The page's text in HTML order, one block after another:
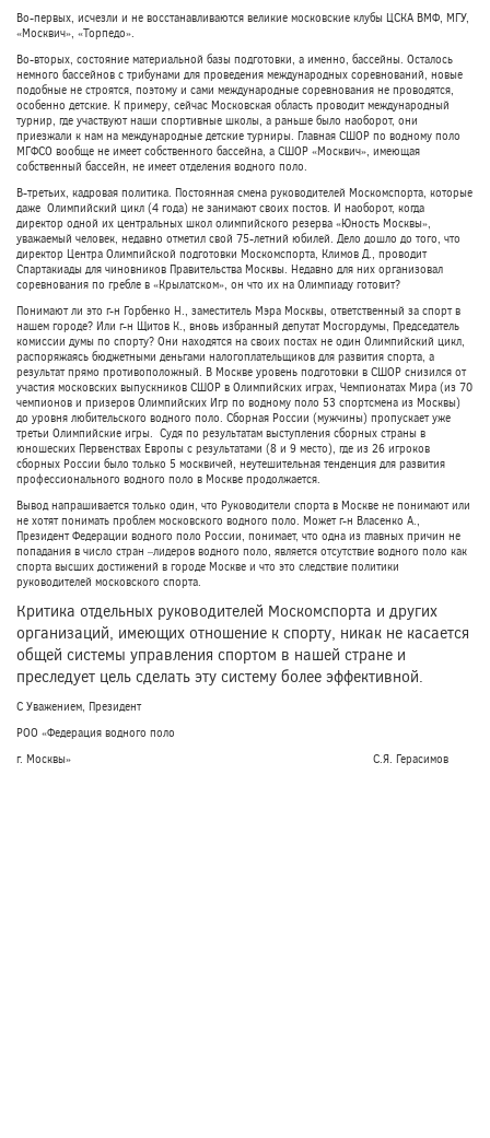
Во-первых, исчезли и не восстанавливаются великие московские клубы ЦСКА ВМФ, МГУ,
«Москвич», «Торпедо».
Во-вторых, состояние материальной базы подготовки, а именно, бассейны. Осталось
немного бассейнов с трибунами для проведения международных соревнований, новые
подобные не строятся, поэтому и сами международные соревнования не проводятся,
особенно детские. К примеру, сейчас Московская область проводит международный
турнир, где участвуют наши спортивные школы, а раньше было наоборот, они
приезжали к нам на международные детские турниры. Главная СШОР по водному поло
МГФСО вообще не имеет собственного бассейна, а СШОР «Москвич», имеющая
собственный бассейн, не имеет отделения водного поло.
В-третьих, кадровая политика. Постоянная смена руководителей Москомспорта, которые
даже Олимпийский цикл (4 года) не занимают своих постов. И наоборот, когда
директор одной их центральных школ олимпийского резерва «Юность Москвы»,
уважаемый человек, недавно отметил свой 75-летний юбилей. Дело дошло до того, что
директор Центра Олимпийской подготовки Москомспорта, Климов Д., проводит
Спартакиады для чиновников Правительства Москвы. Недавно для них организовал
соревнования по гребле в «Крылатском», он что их на Олимпиаду готовит?
Понимают ли это г-н Горбенко Н., заместитель Мэра Москвы, ответственный за спорт в
нашем городе? Или г-н Щитов К., вновь избранный депутат Мосгордумы, Председатель
комиссии думы по спорту? Они находятся на своих постах не один Олимпийский цикл,
распоряжаясь бюджетными деньгами налогоплательщиков для развития спорта, а
результат прямо противоположный. В Москве уровень подготовки в СШОР снизился от
участия московских выпускников СШОР в Олимпийских играх, Чемпионатах Мира (из 70
чемпионов и призеров Олимпийских Игр по водному поло 53 спортсмена из Москвы)
до уровня любительского водного поло. Сборная России (мужчины) пропускает уже
третьи Олимпийские игры. Судя по результатам выступления сборных страны в
юношеских Первенствах Европы с результатами (8 и 9 место), где из 26 игроков
сборных России было только 5 москвичей, неутешительная тенденция для развития
профессионального водного поло в Москве продолжается.
Вывод напрашивается только один, что Руководители спорта в Москве не понимают или
не хотят понимать проблем московского водного поло. Может г-н Власенко А.,
Президент Федерации водного поло России, понимает, что одна из главных причин не
попадания в число стран –лидеров водного поло, является отсутствие водного поло как
спорта высших достижений в городе Москве и что это следствие политики
руководителей московского спорта.
Критика отдельных руководителей Москомспорта и других
организаций, имеющих отношение к спорту, никак не касается
общей системы управления спортом в нашей стране и
преследует цель сделать эту систему более эффективной.
С Уважением, Президент
РОО «Федерация водного поло
г. Москвы» С.Я. Герасимов